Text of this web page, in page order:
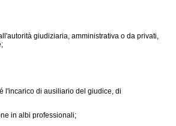
giudiziaria, amministrativa o da privati,
l'incarico di ausiliario del giudice, di
in albi professionali;